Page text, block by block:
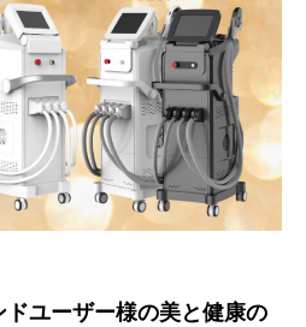
ユーザー様の美と健康の